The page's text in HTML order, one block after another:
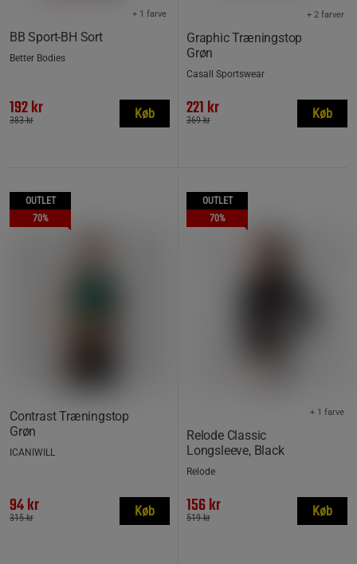
BB Sport-BH Sort
+ 1 farve
Better Bodies
192 kr
383 kr Køb
Graphic Træningstop
Grøn
+ 2 farver
Casall Sportswear
221 kr
369 kr Køb
OUTLET
70%
Contrast Træningstop
Grøn
ICANIWILL
94 kr
315 kr Køb
OUTLET
70%
Relode Classic
Longsleeve, Black
+ 1 farve
Relode
156 kr
519 kr Køb